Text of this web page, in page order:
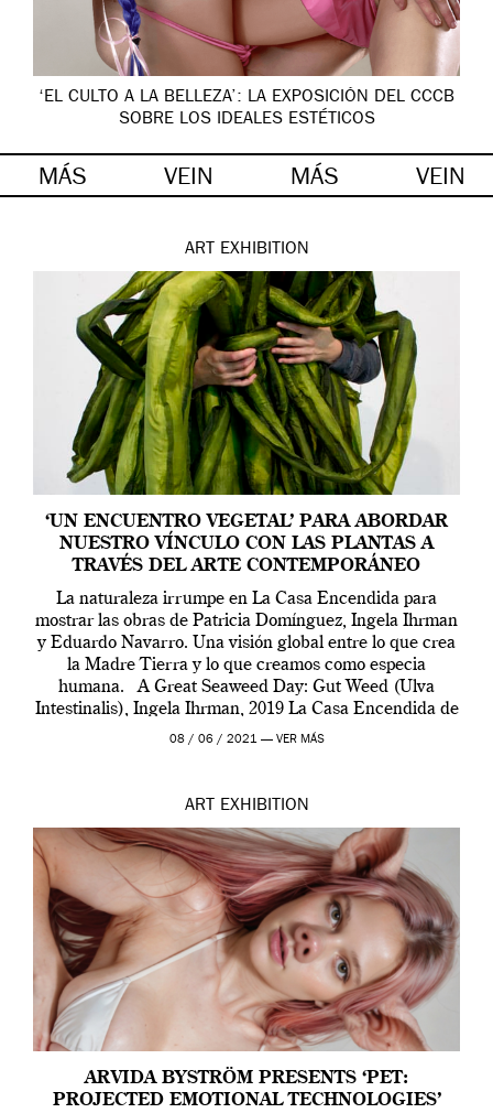
‘EL CULTO A LA BELLEZA’: LA EXPOSICIÓN DEL CCCB
SOBRE LOS IDEALES ESTÉTICOS
MÁS VEIN MÁS VEIN
ART EXHIBITION
‘UN ENCUENTRO VEGETAL’ PARA ABORDAR
NUESTRO VÍNCULO CON LAS PLANTAS A
TRAVÉS DEL ARTE CONTEMPORÁNEO
La naturaleza irrumpe en La Casa Encendida para
mostrar las obras de Patricia Domínguez, Ingela Ihrman
y Eduardo Navarro. Una visión global entre lo que crea
la Madre Tierra y lo que creamos como especia
humana. A Great Seaweed Day: Gut Weed (Ulva
Intestinalis), Ingela Ihrman, 2019 La Casa Encendida de
Madrid y la Wellcome […]
08 / 06 / 2021 — VER MÁS
ART EXHIBITION
ARVIDA BYSTRÖM PRESENTS ‘PET:
PROJECTED EMOTIONAL TECHNOLOGIES’